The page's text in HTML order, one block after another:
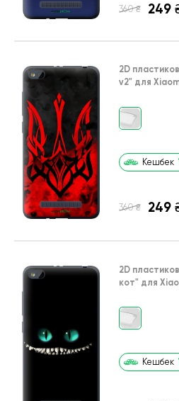
360 ₴ 249
2D
v2" для
Кешбек
360 ₴ 249
2D
кот" для
Кешбек